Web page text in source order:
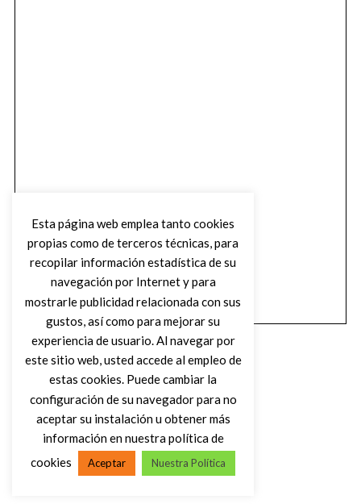
(C) DIRTY ROCK MAGAZINE
VOLVER AL INICIO
Esta página web emplea tanto cookies
propias como de terceros técnicas, para
recopilar información estadística de su
navegación por Internet y para
mostrarle publicidad relacionada con sus
gustos, así como para mejorar su
experiencia de usuario. Al navegar por
este sitio web, usted accede al empleo de
estas cookies. Puede cambiar la
configuración de su navegador para no
aceptar su instalación u obtener más
información en nuestra política de
cookies
Aceptar Nuestra Política